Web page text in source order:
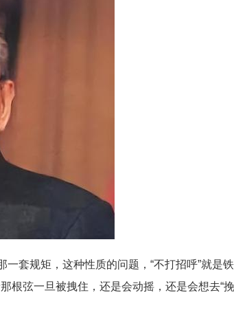
一套规矩，这种性质的问题，“不打招呼”就是
根弦一旦被拽住，还是会动摇，还是会想去“